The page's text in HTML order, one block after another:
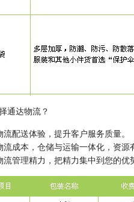
通达物流？
流配送体验，提升客户服务质量。
成本，仓储与运输一体化，资源
流管理精力，把精力集中到您的优